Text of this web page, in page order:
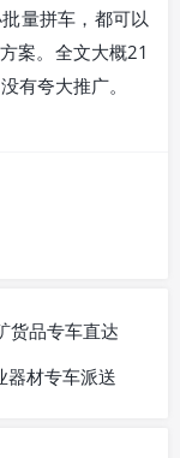
量拼车，都可以
案。全文大概21
有夸大推广。
货品专车直达
材专车派送